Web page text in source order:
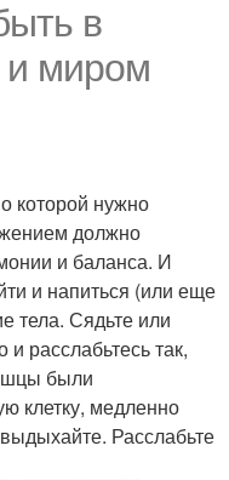
в
и миром
которой нужно
должно
и баланса. И
и напиться (или еще
тела. Сядьте или
расслабьтесь так,
были
клетку, медленно
Расслабьте